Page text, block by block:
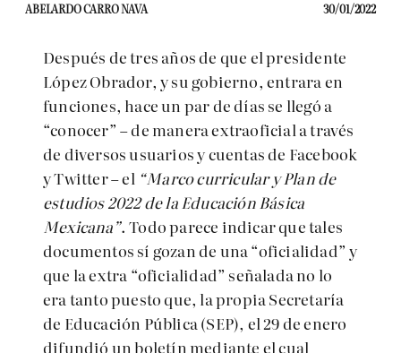
ABELARDO CARRO NAVA 30/01/2022
Después de tres años de que el presidente
López Obrador, y su gobierno, entrara en
funciones, hace un par de días se llegó a
“conocer” – de manera extraoficial a través
de diversos usuarios y cuentas de Facebook
y Twitter – el “Marco curricular y Plan de
estudios 2022 de la Educación Básica
Mexicana”. Todo parece indicar que tales
documentos sí gozan de una “oficialidad” y
que la extra “oficialidad” señalada no lo
era tanto puesto que, la propia Secretaría
de Educación Pública (SEP), el 29 de enero
difundió un boletín mediante el cual